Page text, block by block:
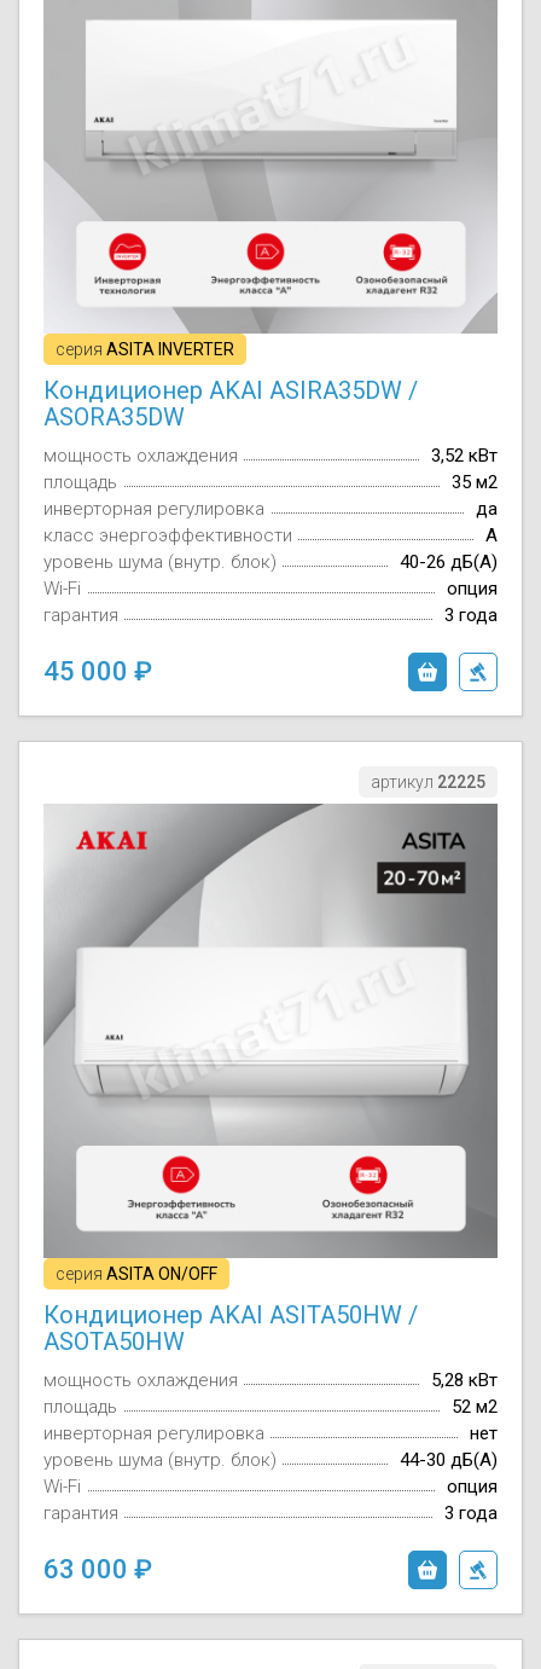
серия ASITA INVERTER
Кондиционер AKAI ASIRA35DW /
ASORA35DW
мощность охлаждения
3,52 кВт
площадь
35 м2
инверторная регулировка
да
класс энергоэффективности
A
уровень шума (внутр. блок)
40-26 дБ(А)
Wi-Fi
опция
гарантия
3 года
45 000
артикул 22225
серия ASITA ON/OFF
Кондиционер AKAI ASITA50HW /
ASOTA50HW
мощность охлаждения
5,28 кВт
площадь
52 м2
инверторная регулировка
нет
уровень шума (внутр. блок)
44-30 дБ(А)
Wi-Fi
опция
гарантия
3 года
63 000